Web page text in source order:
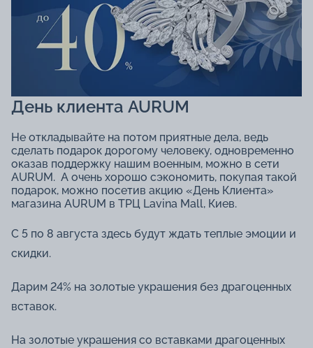
День клиента AURUM
Не откладывайте на потом приятные дела, ведь
сделать подарок дорогому человеку, одновременно
оказав поддержку нашим военным, можно в сети
AURUM. А очень хорошо сэкономить, покупая такой
подарок, можно посетив акцию «День Клиента»
магазина AURUM в ТРЦ Lavina Mall, Киев.
С 5 по 8 августа здесь будут ждать теплые эмоции и
скидки.
Дарим 24% на золотые украшения без драгоценных
вставок.
На золотые украшения со вставками драгоценных